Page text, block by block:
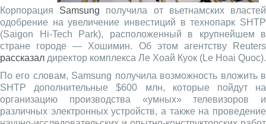
Корпорация Samsung получила от вьетнамских властей
одобрение на увеличение инвестиций в технопарк SHTP
(Saigon Hi-Tech Park), расположенный в крупнейшем в
стране городе — Хошимин. Об этом агентству Reuters
рассказал директор комплекса Ле Хоай Куок (Le Hoai Quoc).
По его словам, Samsung получила возможность вложить в
SHTP дополнительные $600 млн, которые пойдут на
организацию производства «умных» телевизоров и
различных электронных устройств, а также на проведение